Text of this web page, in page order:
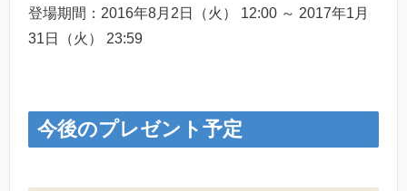
登場期間：2016年8月2日（火） 12:00 ～ 2017年1月
31日（火） 23:59
今後のプレゼント予定